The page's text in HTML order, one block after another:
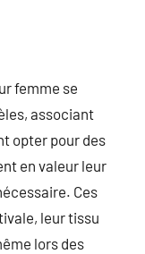
femme se
associant
opter pour des
en valeur leur
Ces
leur tissu
lors des